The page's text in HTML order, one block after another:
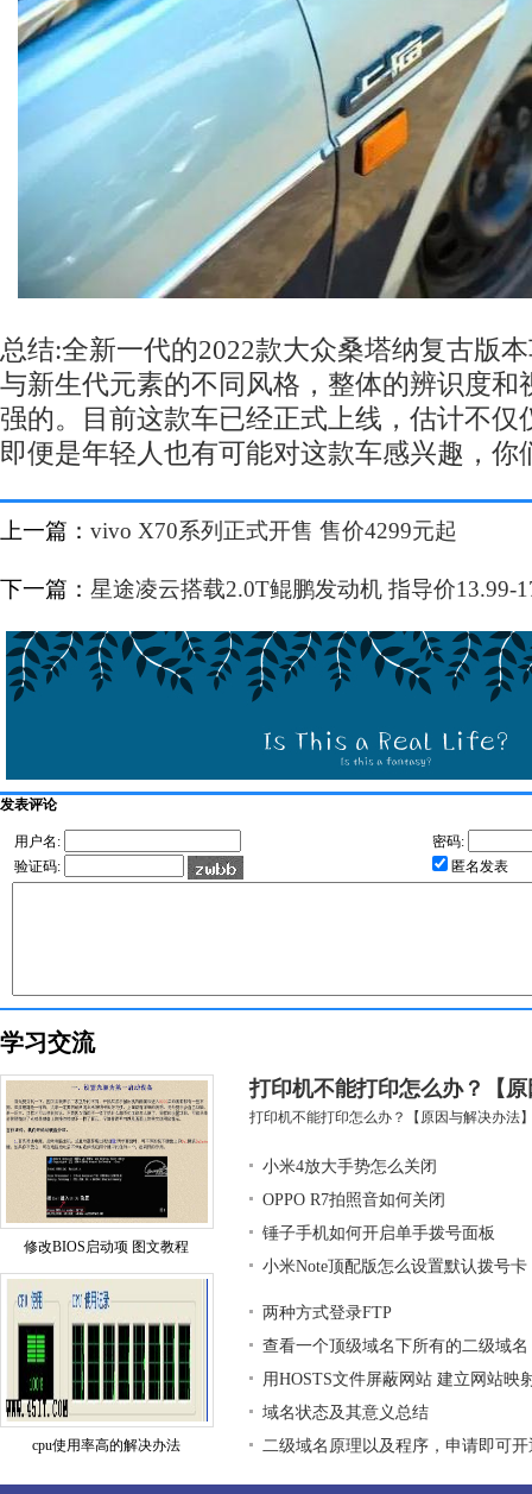
总结:全新一代的2022款大众桑塔纳复古版
与新生代元素的不同风格，整体的辨识度和
强的。目前这款车已经正式上线，估计不仅
即便是年轻人也有可能对这款车感兴趣，你
上一篇： vivo X70系列正式开售 售价4299元起
下一篇： 星途凌云搭载2.0T鲲鹏发动机 指导价13.99-
发表评论
用户名:
密码:
验证码:
匿名发表
学习交流
修改BIOS启动项 图文教程
cpu使用率高的解决办法
打印机不能打印怎么办？【
打印机不能打印怎么办？【原因与解决办法
小米4放大手势怎么关闭
OPPO R7拍照音如何关闭
锤子手机如何开启单手拨号面板
小米Note顶配版怎么设置默认拨号卡
两种方式登录FTP
查看一个顶级域名下所有的二级域名
用HOSTS文件屏蔽网站 建立网站映
域名状态及其意义总结
二级域名原理以及程序，申请即可开